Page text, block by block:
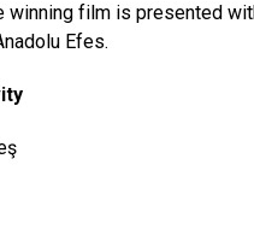
winning film is presented
Efes.